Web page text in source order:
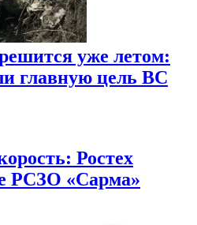
уже летом:
главную цель ВС
Ростех
РСЗО «Сарма»